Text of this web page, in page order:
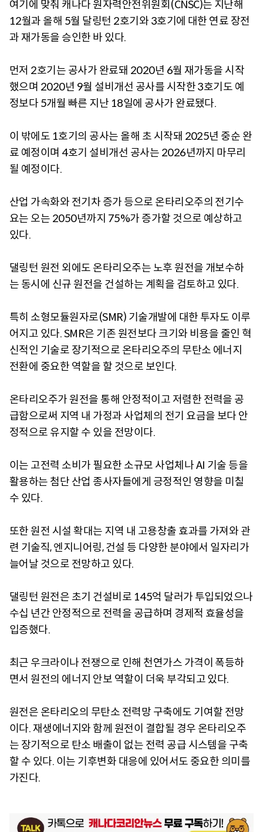
여기에 맞춰 캐나다 원자력안전위원회(CNSC)는 지난해
12월과 올해 5월 달링턴 2호기와 3호기에 대한 연료 장전
과 재가동을 승인한 바 있다.
먼저 2호기는 공사가 완료돼 2020년 6월 재가동을 시작
했으며 2020년 9월 설비개선 공사를 시작한 3호기도 예
정보다 5개월 빠른 지난 18일에 공사가 완료됐다.
이 밖에도 1호기의 공사는 올해 초 시작돼 2025년 중순 완
료 예정이며 4호기 설비개선 공사는 2026년까지 마무리
될 예정이다.
산업 가속화와 전기차 증가 등으로 온타리오주의 전기수
요는 오는 2050년까지 75%가 증가할 것으로 예상하고
있다.
댈링턴 원전 외에도 온타리오주는 노후 원전을 개보수하
는 동시에 신규 원전을 건설하는 계획을 검토하고 있다.
특히 소형모듈원자로(SMR) 기술개발에 대한 투자도 이루
어지고 있다. SMR은 기존 원전보다 크기와 비용을 줄인 혁
신적인 기술로 장기적으로 온타리오주의 무탄소 에너지
전환에 중요한 역할을 할 것으로 보인다.
온타리오주가 원전을 통해 안정적이고 저렴한 전력을 공
급함으로써 지역 내 가정과 사업체의 전기 요금을 보다 안
정적으로 유지할 수 있을 전망이다.
이는 고전력 소비가 필요한 소규모 사업체나 AI 기술 등을
활용하는 첨단 산업 종사자들에게 긍정적인 영향을 미칠
수 있다.
또한 원전 시설 확대는 지역 내 고용창출 효과를 가져와 관
련 기술직, 엔지니어링, 건설 등 다양한 분야에서 일자리가
늘어날 것으로 전망하고 있다.
댈링턴 원전은 초기 건설비로 145억 달러가 투입되었으나
수십 년간 안정적으로 전력을 공급하며 경제적 효율성을
입증했다.
최근 우크라이나 전쟁으로 인해 천연가스 가격이 폭등하
면서 원전의 에너지 안보 역할이 더욱 부각되고 있다.
원전은 온타리오의 무탄소 전력망 구축에도 기여할 전망
이다. 재생에너지와 함께 원전이 결합될 경우 온타리오주
는 장기적으로 탄소 배출이 없는 전력 공급 시스템을 구축
할 수 있다. 이는 기후변화 대응에 있어서도 중요한 의미를
가진다.